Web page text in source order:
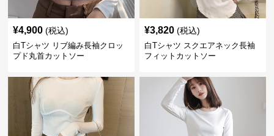
¥4,900 (税込)
白Tシャツ リブ編み長袖クロッ
プド丸首カットソー
¥3,820 (税込)
白Tシャツ スクエアネック長袖
フィットカットソー